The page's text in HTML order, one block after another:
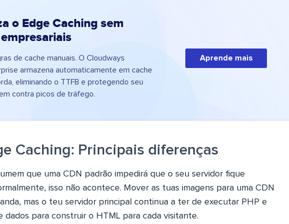
o Edge Caching sem
de cache manuais. O Cloudways
armazena automaticamente em cache
eliminando o TTFB e protegendo seu
contra picos de tráfego.
Aprende mais
Caching: Principais diferenças
que uma CDN padrão impedirá que o seu servidor fique
isso não acontece. Mover as tuas imagens para uma CDN
mas o teu servidor principal continua a ter de executar PHP e
dados para construir o HTML para cada visitante.